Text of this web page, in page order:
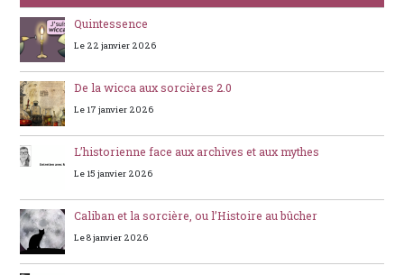
Quintessence
Le 22 janvier 2026
De la wicca aux sorcières 2.0
Le 17 janvier 2026
L’historienne face aux archives et aux mythes
Le 15 janvier 2026
Caliban et la sorcière, ou l’Histoire au bûcher
Le 8 janvier 2026